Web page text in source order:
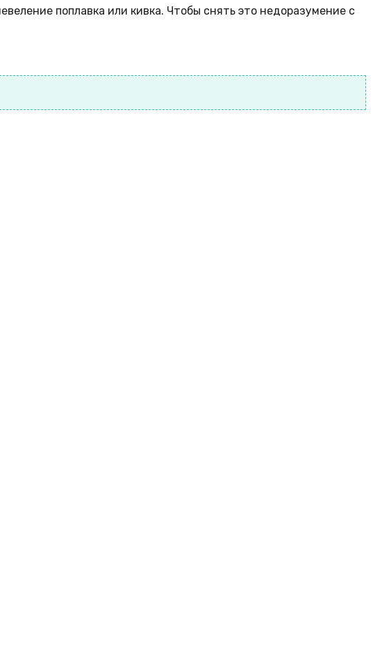
поплавка или кивка. Чтобы снять это недоразумение с